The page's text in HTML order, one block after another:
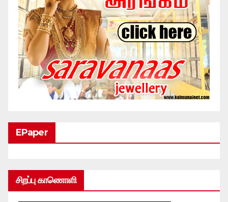
EPaper
சிறப்பு காணொளி